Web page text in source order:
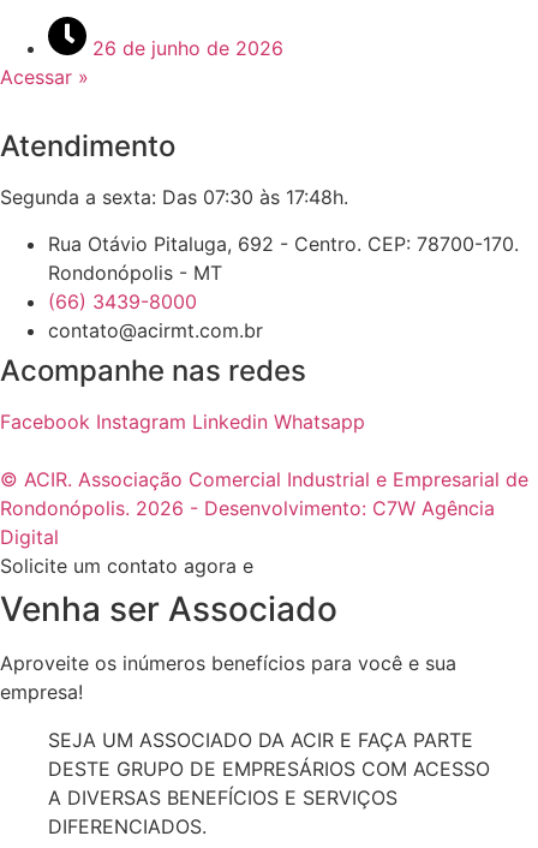
26 de junho de 2026
Acessar »
Atendimento
Segunda a sexta: Das 07:30 às 17:48h.
Rua Otávio Pitaluga, 692 - Centro. CEP: 78700-170.
Rondonópolis - MT
(66) 3439-8000
contato@acirmt.com.br
Acompanhe nas redes
Facebook Instagram Linkedin Whatsapp
© ACIR. Associação Comercial Industrial e Empresarial de
Rondonópolis. 2026 - Desenvolvimento: C7W Agência
Digital
Solicite um contato agora e
Venha ser Associado
Aproveite os inúmeros benefícios para você e sua
empresa!
SEJA UM ASSOCIADO DA ACIR E FAÇA PARTE
DESTE GRUPO DE EMPRESÁRIOS COM ACESSO
A DIVERSAS BENEFÍCIOS E SERVIÇOS
DIFERENCIADOS.